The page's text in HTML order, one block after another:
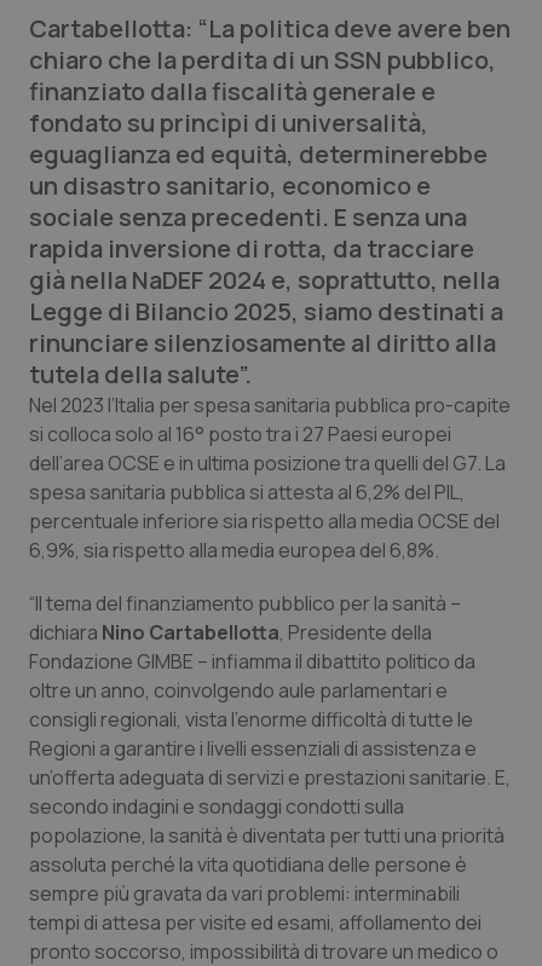
Professionisti Sanitari.AI
Abruzzo
Basilicata
Calabria
Campania
Emilia-Romagna
Friuli Venezia Giulia
Lazio
Liguria
Lombardia
Marche
Molise
Piemonte
Provincia Autonoma di Bolzano
Provincia Autonoma di Trento
QS Pro Gold
Artrite & artrosi
Asma & BPCO
Car-T
Colesterolo & coronaropatie
Dermatite Atopica
Diabete & glucometri
Disturbi dell’umore
Dolore
Donna & Salute
Epatiti
HIV
Infezioni & Febbre
Ipertensione & Scompenso
QS Club Newsletter
Cartabellotta: “La politica deve avere ben
chiaro che la perdita di un SSN pubblico,
finanziato dalla fiscalità generale e
fondato su princìpi di universalità,
eguaglianza ed equità, determinerebbe
un disastro sanitario, economico e
sociale senza precedenti. E senza una
rapida inversione di rotta, da tracciare
già nella NaDEF 2024 e, soprattutto, nella
Legge di Bilancio 2025, siamo destinati a
rinunciare silenziosamente al diritto alla
tutela della salute”.
Nel 2023 l’Italia per spesa sanitaria pubblica pro-capite
si colloca solo al 16° posto tra i 27 Paesi europei
dell’area OCSE e in ultima posizione tra quelli del G7. La
spesa sanitaria pubblica si attesta al 6,2% del PIL,
percentuale inferiore sia rispetto alla media OCSE del
6,9%, sia rispetto alla media europea del 6,8%.
“Il tema del finanziamento pubblico per la sanità –
dichiara Nino Cartabellotta, Presidente della
Fondazione GIMBE – infiamma il dibattito politico da
oltre un anno, coinvolgendo aule parlamentari e
consigli regionali, vista l’enorme difficoltà di tutte le
Regioni a garantire i livelli essenziali di assistenza e
un’offerta adeguata di servizi e prestazioni sanitarie. E,
secondo indagini e sondaggi condotti sulla
popolazione, la sanità è diventata per tutti una priorità
assoluta perché la vita quotidiana delle persone è
sempre più gravata da vari problemi: interminabili
tempi di attesa per visite ed esami, affollamento dei
pronto soccorso, impossibilità di trovare un medico o